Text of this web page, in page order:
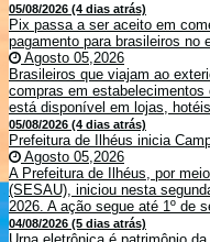
05/08/2026 (4 dias atrás)
Pix passa a ser aceito em
pagamento para brasileiros no
Agosto 05,2026
Brasileiros que viajam ao
compras em
está disponível em lojas,
05/08/2026 (4 dias atrás)
Prefeitura de Ilhéus inicia
Agosto 05,2026
A Prefeitura de Ilhéus, por
(SESAU), iniciou nesta
2026. A ação segue até 1º de
04/08/2026 (5 dias atrás)